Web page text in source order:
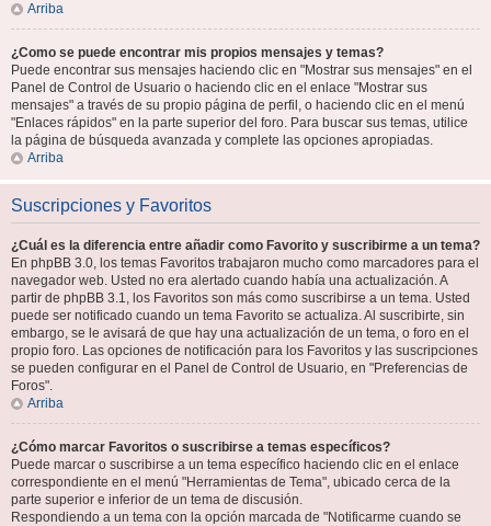
Arriba
¿Como se puede encontrar mis propios mensajes y temas?
Puede encontrar sus mensajes haciendo clic en "Mostrar sus mensajes" en el
Panel de Control de Usuario o haciendo clic en el enlace "Mostrar sus
mensajes" a través de su propio página de perfil, o haciendo clic en el menú
"Enlaces rápidos" en la parte superior del foro. Para buscar sus temas, utilice
la página de búsqueda avanzada y complete las opciones apropiadas.
Arriba
Suscripciones y Favoritos
¿Cuál es la diferencia entre añadir como Favorito y suscribirme a un tema?
En phpBB 3.0, los temas Favoritos trabajaron mucho como marcadores para el
navegador web. Usted no era alertado cuando había una actualización. A
partir de phpBB 3.1, los Favoritos son más como suscribirse a un tema. Usted
puede ser notificado cuando un tema Favorito se actualiza. Al suscribirte, sin
embargo, se le avisará de que hay una actualización de un tema, o foro en el
propio foro. Las opciones de notificación para los Favoritos y las suscripciones
se pueden configurar en el Panel de Control de Usuario, en "Preferencias de
Foros".
Arriba
¿Cómo marcar Favoritos o suscribirse a temas específicos?
Puede marcar o suscribirse a un tema específico haciendo clic en el enlace
correspondiente en el menú "Herramientas de Tema", ubicado cerca de la
parte superior e inferior de un tema de discusión.
Respondiendo a un tema con la opción marcada de "Notificarme cuando se